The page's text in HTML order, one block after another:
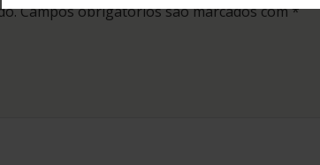
Campos obrigatórios são marcados com*